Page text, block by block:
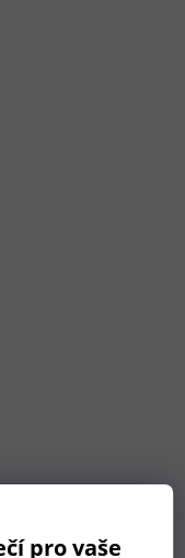
pro vaše